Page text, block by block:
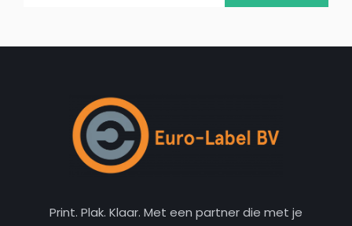
Print. Plak. Klaar. Met een partner die met je